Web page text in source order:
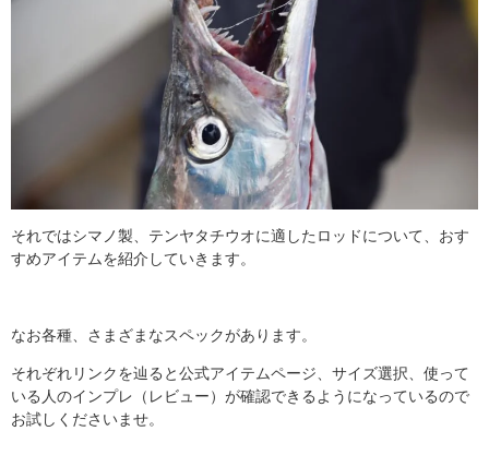
それではシマノ製、テンヤタチウオに適したロッドについて、おす
すめアイテムを紹介していきます。
なお各種、さまざまなスペックがあります。
それぞれリンクを辿ると公式アイテムページ、サイズ選択、使って
いる人のインプレ（レビュー）が確認できるようになっているので
お試しくださいませ。